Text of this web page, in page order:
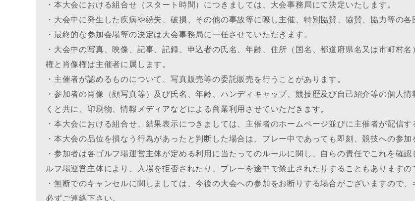
・本大会における組合せ（スタート時間）につきましては、大会事務局にて決定いたします。
・大会中に発生した疾病や紛失、破損、その他の事故等に際し主催、特別協賛、協賛、協力等の各
・最終的な参加会場等の決定は大会事務局に一任させていただきます。
・大会中の写真、映像、記事、記録、申込者の氏名、年齢、住所（国名、都道府県名又は市町村
権と肖像権は主催者に属します。
・主催者が認めるものについて、写真販売等の委託販売を行うことがあります。
・参加者の肖像（顔写真等）及び氏名、年齢、ハンディキャップ、競技歴及び自己紹介等の個人
くと共に、印刷物、情報メディアなどによる商業利用させていただきます。
・本大会における組合せ、結果表示につきましては、主催者のホームページ並びに主催者が配信
・本大会の品位を損なう行為があったと判断した場合は、プレー中であっても即刻、競技への参加
・参加者は各ゴルフ場運営主体が定める利用に当たってのルールに関し、自らの責任でこれを確
ルフ場運営主体により、入場を拒否されたり、プレーを途中で禁止されたりすることもありますの
・無断でのキャンセルに関しましては、今後の大会への参加をお断りする場合がございますので
必ずご連絡下さい。